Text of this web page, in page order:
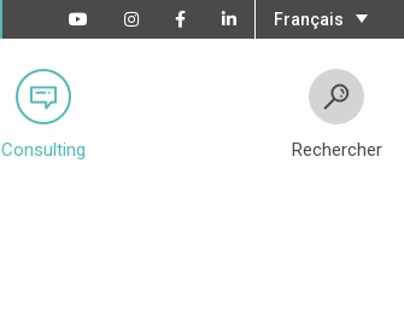
Français
Consulting Rechercher